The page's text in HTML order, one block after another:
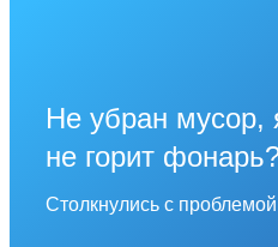
Не убран мусор,
не горит
Столкнулись с